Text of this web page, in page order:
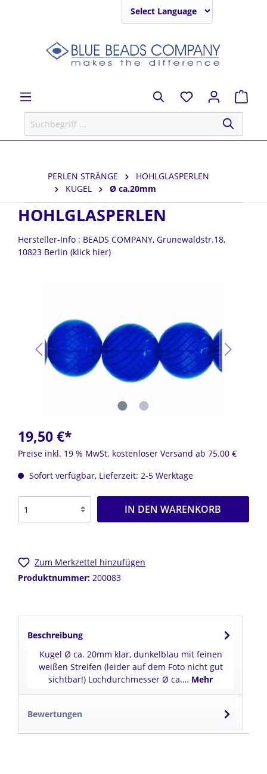
PERLEN STRÄNGE
HOHLGLASPERLEN
KUGEL
Ø ca.20mm
HOHLGLASPERLEN
Hersteller-Info : BEADS COMPANY, Grunewaldstr.18,
10823 Berlin (klick hier)
19,50 €*
Preise inkl. 19 % MwSt. kostenloser Versand ab 75.00 €
Sofort verfügbar, Lieferzeit: 2-5 Werktage
IN DEN WARENKORB
Zum Merkzettel hinzufügen
Produktnummer: 200083
Beschreibung
Kugel Ø ca. 20mm klar, dunkelblau mit feinen
weißen Streifen (leider auf dem Foto nicht gut
sichtbar!) Lochdurchmesser Ø ca.… Mehr
Bewertungen